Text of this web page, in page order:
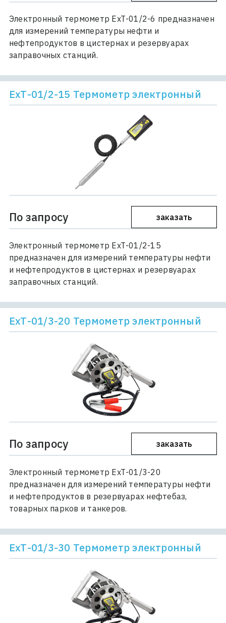
Электронный термометр ЕхТ-01/2-6 предназначен
для измерений температуры нефти и
нефтепродуктов в цистернах и резервуарах
заправочных станций.
ЕхТ-01/2-15 Термометр электронный
По запросу заказать
Электронный термометр ЕхТ-01/2-15
предназначен для измерений температуры нефти
и нефтепродуктов в цистернах и резервуарах
заправочных станций.
ЕхТ-01/3-20 Термометр электронный
По запросу заказать
Электронный термометр ЕхТ-01/3-20
предназначен для измерений температуры нефти
и нефтепродуктов в резервуарах нефтебаз,
товарных парков и танкеров.
ЕхТ-01/3-30 Термометр электронный